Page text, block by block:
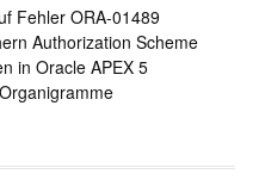
Fehler ORA-01489
Authorization Scheme
in Oracle APEX 5